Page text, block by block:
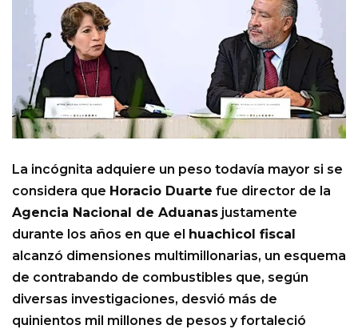
La incógnita adquiere un peso todavía mayor si se
considera que Horacio Duarte fue director de la
Agencia Nacional de Aduanas justamente
durante los años en que el huachicol fiscal
alcanzó dimensiones multimillonarias, un esquema
de contrabando de combustibles que, según
diversas investigaciones, desvió más de
quinientos mil millones de pesos y fortaleció